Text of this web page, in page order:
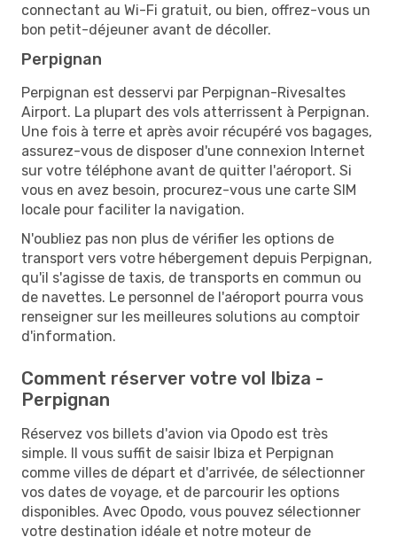
connectant au Wi-Fi gratuit, ou bien, offrez-vous un
bon petit-déjeuner avant de décoller.
Perpignan
Perpignan est desservi par Perpignan-Rivesaltes
Airport. La plupart des vols atterrissent à Perpignan.
Une fois à terre et après avoir récupéré vos bagages,
assurez-vous de disposer d'une connexion Internet
sur votre téléphone avant de quitter l'aéroport. Si
vous en avez besoin, procurez-vous une carte SIM
locale pour faciliter la navigation.
N'oubliez pas non plus de vérifier les options de
transport vers votre hébergement depuis Perpignan,
qu'il s'agisse de taxis, de transports en commun ou
de navettes. Le personnel de l'aéroport pourra vous
renseigner sur les meilleures solutions au comptoir
d'information.
Comment réserver votre vol Ibiza -
Perpignan
Réservez vos billets d'avion via Opodo est très
simple. Il vous suffit de saisir Ibiza et Perpignan
comme villes de départ et d'arrivée, de sélectionner
vos dates de voyage, et de parcourir les options
disponibles. Avec Opodo, vous pouvez sélectionner
votre destination idéale et notre moteur de